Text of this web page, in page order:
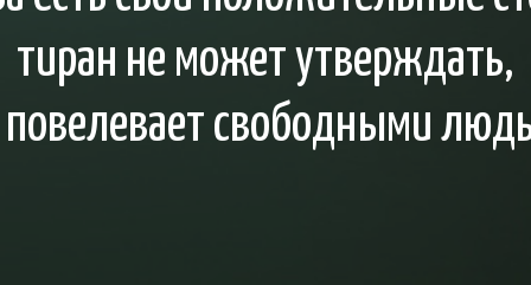
тиран не может утверждать,
повелевает свободными